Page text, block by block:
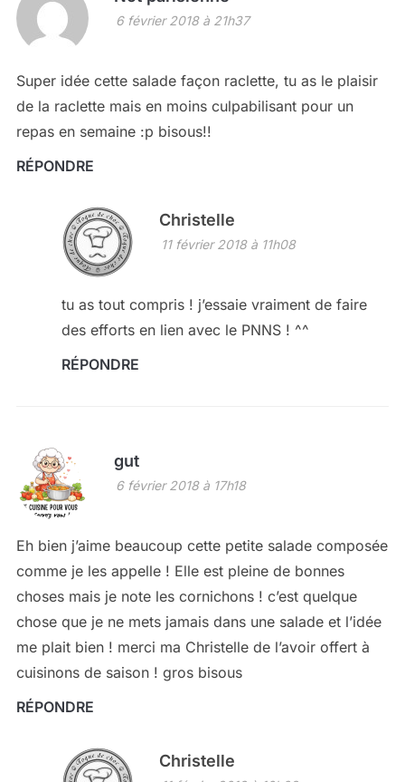
6 février 2018 à 21h37
Super idée cette salade façon raclette, tu as le plaisir
de la raclette mais en moins culpabilisant pour un
repas en semaine :p bisous!!
RÉPONDRE
Christelle
11 février 2018 à 11h08
tu as tout compris ! j’essaie vraiment de faire
des efforts en lien avec le PNNS ! ^^
RÉPONDRE
gut
6 février 2018 à 17h18
Eh bien j’aime beaucoup cette petite salade composée
comme je les appelle ! Elle est pleine de bonnes
choses mais je note les cornichons ! c’est quelque
chose que je ne mets jamais dans une salade et l’idée
me plait bien ! merci ma Christelle de l’avoir offert à
cuisinons de saison ! gros bisous
RÉPONDRE
Christelle